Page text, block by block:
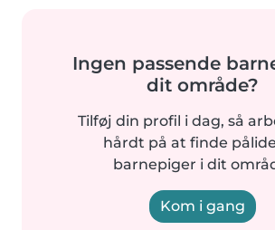
Ingen passende
dit område?
Tilføj din profil i dag, så
hårdt på at finde
barnepiger i dit
Kom i gang